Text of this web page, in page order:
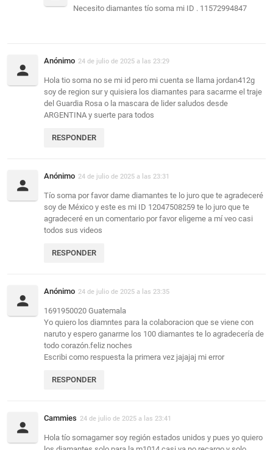
Necesito diamantes tío soma mi ID . 11572994847
Anónimo 24 de julio de 2025 a las 23:29
Hola tio soma no se mi id pero mi cuenta se llama jordan412g
soy de region sur y quisiera los diamantes para sacarme el traje
del Guardia Rosa o la mascara de lider saludos desde
ARGENTINA y suerte para todos
RESPONDER
Anónimo 24 de julio de 2025 a las 23:31
Tío soma por favor dame diamantes te lo juro que te agradeceré
soy de México y este es mi ID 12047508259 te lo juro que te
agradeceré en un comentario por favor eligeme a mí veo casi
todos sus videos
RESPONDER
Anónimo 24 de julio de 2025 a las 23:35
1691950020 Guatemala
Yo quiero los diamntes para la colaboracion que se viene con
naruto y espero ganarme los 100 diamantes te lo agradecería de
todo corazón.feliz noches
Escribi como respuesta la primera vez jajajaj mi error
RESPONDER
Cammies 24 de julio de 2025 a las 23:41
Hola tío somagamer soy región estados unidos y pues yo quiero